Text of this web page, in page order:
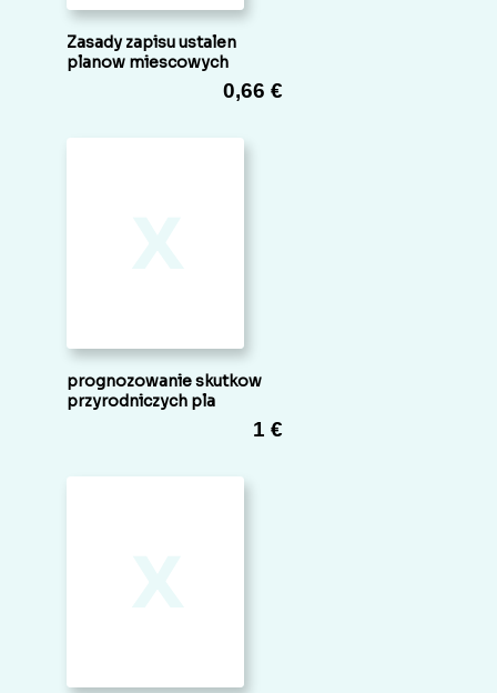
Zasady zapisu ustalen
planow miescowych
0,66 €
prognozowanie skutkow
przyrodniczych pla
1 €